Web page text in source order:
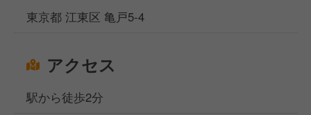
東京都 江東区 亀戸5-4
アクセス
駅から徒歩2分